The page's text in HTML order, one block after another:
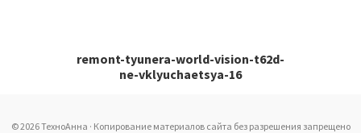
remont-tyunera-world-vision-t62d-
ne-vklyuchaetsya-16
© 2026 ТехноАнна · Копирование материалов сайта без разрешения запрещено